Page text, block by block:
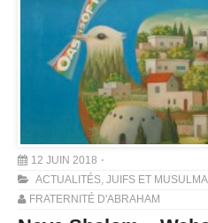
12 JUIN 2018
ACTUALITÉS, JUIFS ET
FRATERNITÉ D'ABRAHAM